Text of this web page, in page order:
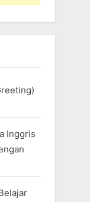
Inggris